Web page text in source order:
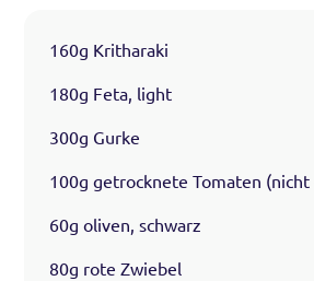
160g Kritharaki
180g Feta, light
300g Gurke
100g getrocknete Tomaten
60g oliven, schwarz
80g rote Zwiebel